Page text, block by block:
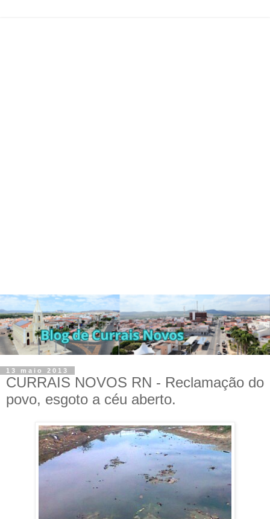
13 maio 2013
CURRAIS NOVOS RN - Reclamação do
povo, esgoto a céu aberto.